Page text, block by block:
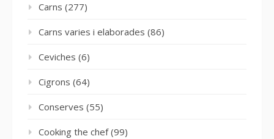
Carns (277)
Carns varies i elaborades (86)
Ceviches (6)
Cigrons (64)
Conserves (55)
Cooking the chef(99)